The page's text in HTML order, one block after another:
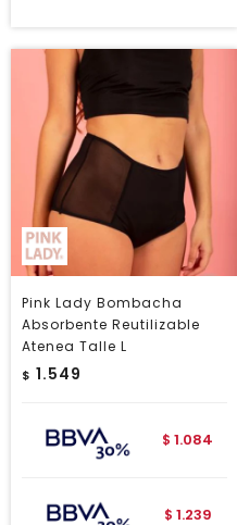
Pink Lady Bombacha
Absorbente Reutilizable
Atenea Talle L
$ 1.549
$ 1.084
$ 1.239